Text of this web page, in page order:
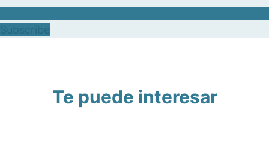
Te puede interesar